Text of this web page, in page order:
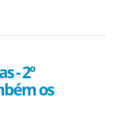
- 2º
os